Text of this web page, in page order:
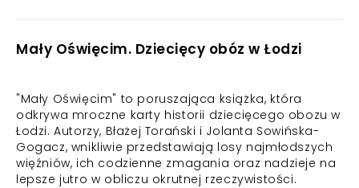
Mały Oświęcim. Dziecięcy obóz w Łodzi
"Mały Oświęcim" to poruszająca książka, która
odkrywa mroczne karty historii dziecięcego obozu w
Łodzi. Autorzy, Błażej Torański i Jolanta Sowińska-
Gogacz, wnikliwie przedstawiają losy najmłodszych
więźniów, ich codzienne zmagania oraz nadzieje na
lepsze jutro w obliczu okrutnej rzeczywistości.